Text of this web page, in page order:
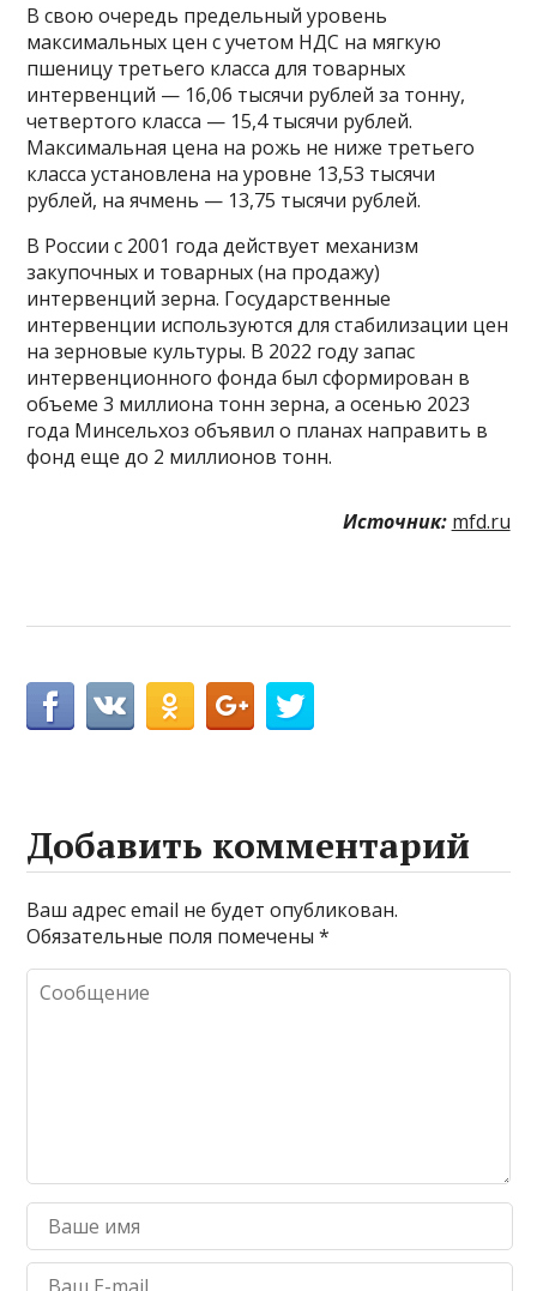
В свою очередь предельный уровень
максимальных цен с учетом НДС на мягкую
пшеницу третьего класса для товарных
интервенций — 16,06 тысячи рублей за тонну,
четвертого класса — 15,4 тысячи рублей.
Максимальная цена на рожь не ниже третьего
класса установлена на уровне 13,53 тысячи
рублей, на ячмень — 13,75 тысячи рублей.
В России с 2001 года действует механизм
закупочных и товарных (на продажу)
интервенций зерна. Государственные
интервенции используются для стабилизации цен
на зерновые культуры. В 2022 году запас
интервенционного фонда был сформирован в
объеме 3 миллиона тонн зерна, а осенью 2023
года Минсельхоз объявил о планах направить в
фонд еще до 2 миллионов тонн.
Источник: mfd.ru
Добавить комментарий
Ваш адрес email не будет опубликован.
Обязательные поля помечены*